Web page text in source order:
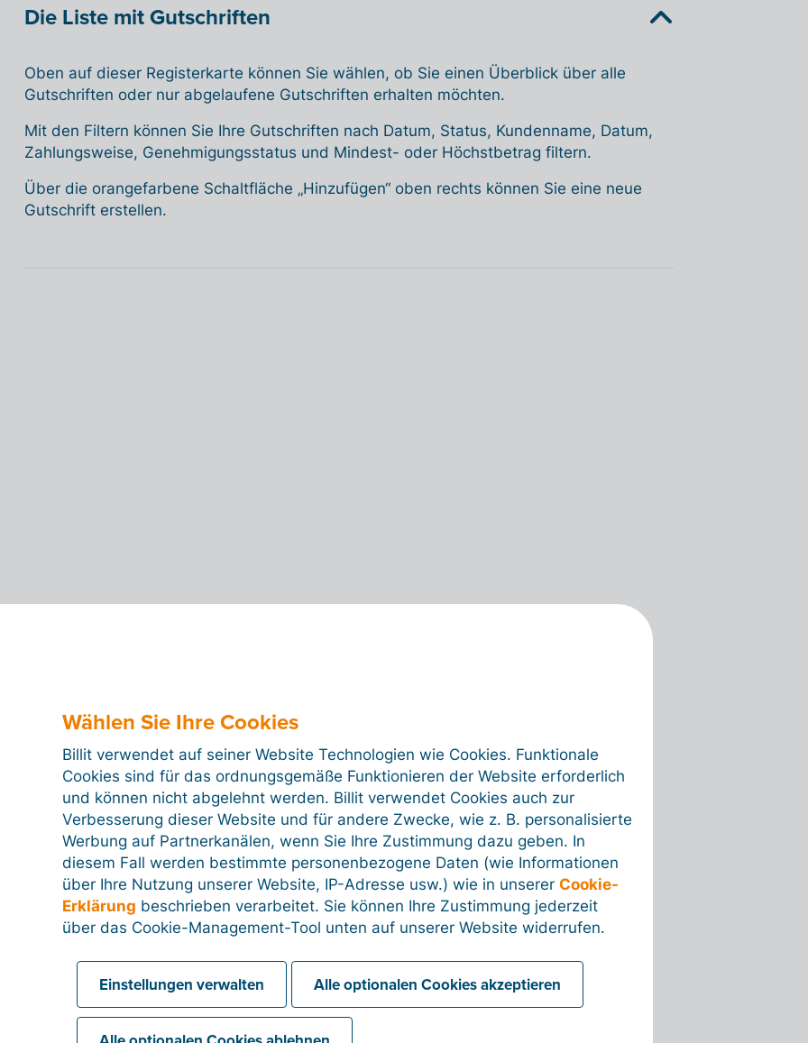
Die Liste mit Gutschriften
Oben auf dieser Registerkarte können Sie wählen, ob Sie einen Überblick über alle
Gutschriften oder nur abgelaufene Gutschriften erhalten möchten.
Mit den Filtern können Sie Ihre Gutschriften nach Datum, Status, Kundenname, Datum,
Zahlungsweise, Genehmigungsstatus und Mindest- oder Höchstbetrag filtern.
Über die orangefarbene Schaltfläche „Hinzufügen“ oben rechts können Sie eine neue
Gutschrift erstellen.
Wählen Sie Ihre Cookies
Billit verwendet auf seiner Website Technologien wie Cookies. Funktionale
Cookies sind für das ordnungsgemäße Funktionieren der Website erforderlich
und können nicht abgelehnt werden. Billit verwendet Cookies auch zur
Verbesserung dieser Website und für andere Zwecke, wie z. B. personalisierte
Werbung auf Partnerkanälen, wenn Sie Ihre Zustimmung dazu geben. In
diesem Fall werden bestimmte personenbezogene Daten (wie Informationen
über Ihre Nutzung unserer Website, IP-Adresse usw.) wie in unsererCookie-
Erklärung beschrieben verarbeitet. Sie können Ihre Zustimmung jederzeit
über das Cookie-Management-Tool unten auf unserer Website widerrufen.
Einstellungen verwalten Alle optionalen Cookies akzeptieren